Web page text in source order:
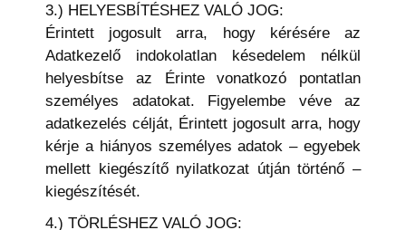
3.) HELYESBÍTÉSHEZ VALÓ JOG:
Érintett jogosult arra, hogy kérésére az
Adatkezelő indokolatlan késedelem nélkül
helyesbítse az Érinte vonatkozó pontatlan
személyes adatokat. Figyelembe véve az
adatkezelés célját, Érintett jogosult arra, hogy
kérje a hiányos személyes adatok – egyebek
mellett kiegészítő nyilatkozat útján történő –
kiegészítését.
4.) TÖRLÉSHEZ VALÓ JOG: